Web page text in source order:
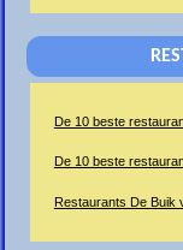
De 10 beste
De 10 beste
Restaurants De Buik